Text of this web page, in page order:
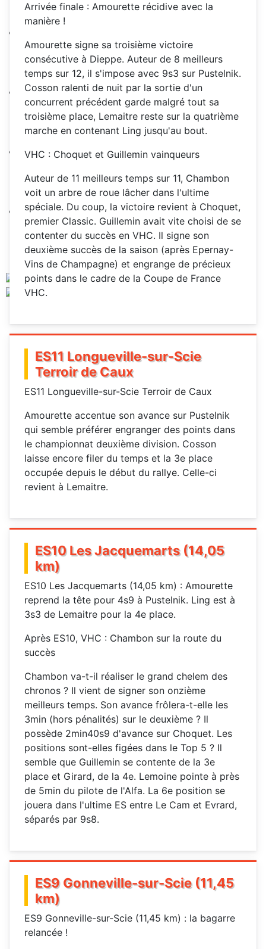
Arrivée finale : Amourette récidive avec la
manière !
Amourette signe sa troisième victoire
consécutive à Dieppe. Auteur de 8 meilleurs
temps sur 12, il s'impose avec 9s3 sur Pustelnik.
Cosson ralenti de nuit par la sortie d'un
concurrent précédent garde malgré tout sa
troisième place, Lemaitre reste sur la quatrième
marche en contenant Ling jusqu'au bout.
VHC : Choquet et Guillemin vainqueurs
Auteur de 11 meilleurs temps sur 11, Chambon
voit un arbre de roue lâcher dans l'ultime
spéciale. Du coup, la victoire revient à Choquet,
premier Classic. Guillemin avait vite choisi de se
contenter du succès en VHC. Il signe son
deuxième succès de la saison (après Epernay-
Vins de Champagne) et engrange de précieux
points dans le cadre de la Coupe de France
VHC.
ES11 Longueville-sur-Scie
Terroir de Caux
ES11 Longueville-sur-Scie Terroir de Caux
Amourette accentue son avance sur Pustelnik
qui semble préférer engranger des points dans
le championnat deuxième division. Cosson
laisse encore filer du temps et la 3e place
occupée depuis le début du rallye. Celle-ci
revient à Lemaitre.
ES10 Les Jacquemarts (14,05
km)
ES10 Les Jacquemarts (14,05 km) : Amourette
reprend la tête pour 4s9 à Pustelnik. Ling est à
3s3 de Lemaitre pour la 4e place.
Après ES10, VHC : Chambon sur la route du
succès
Chambon va-t-il réaliser le grand chelem des
chronos ? Il vient de signer son onzième
meilleurs temps. Son avance frôlera-t-elle les
3min (hors pénalités) sur le deuxième ? Il
possède 2min40s9 d'avance sur Choquet. Les
positions sont-elles figées dans le Top 5 ? Il
semble que Guillemin se contente de la 3e
place et Girard, de la 4e. Lemoine pointe à près
de 5min du pilote de l'Alfa. La 6e position se
jouera dans l'ultime ES entre Le Cam et Evrard,
séparés par 9s8.
ES9 Gonneville-sur-Scie (11,45
km)
ES9 Gonneville-sur-Scie (11,45 km) : la bagarre
relancée !